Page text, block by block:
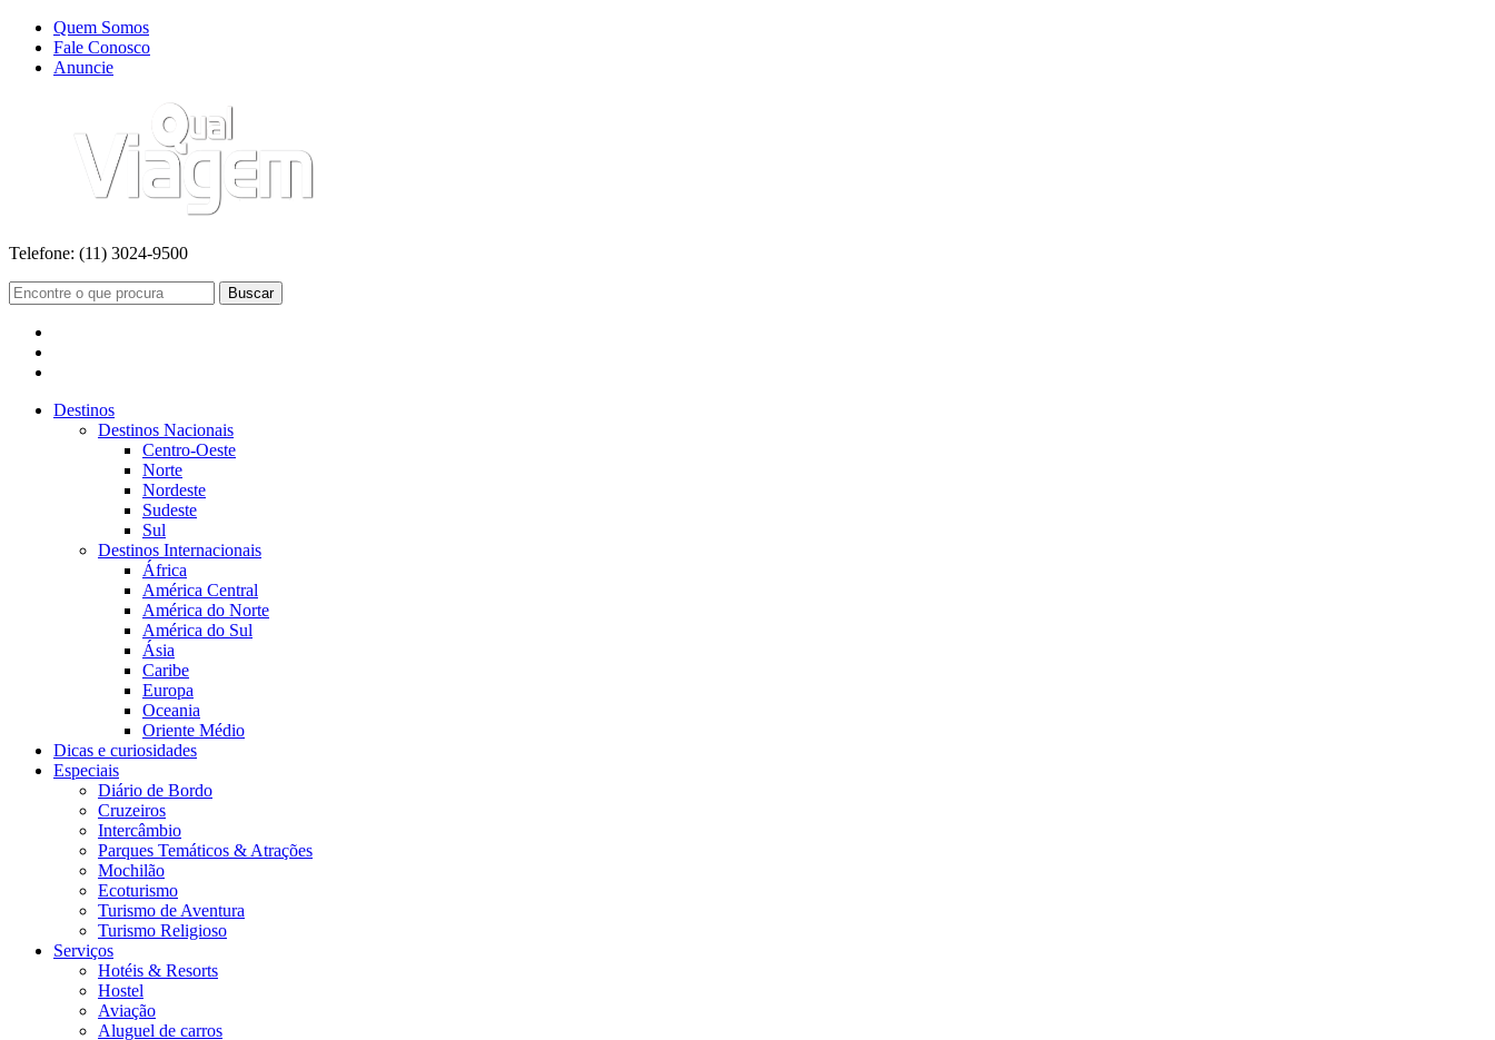
Quem Somos
Fale Conosco
Anuncie
Telefone: (11) 3024-9500
Buscar
Destinos
Destinos Nacionais
Centro-Oeste
Norte
Nordeste
Sudeste
Sul
Destinos Internacionais
África
América Central
América do Norte
América do Sul
Ásia
Caribe
Europa
Oceania
Oriente Médio
Dicas e curiosidades
Especiais
Diário de Bordo
Cruzeiros
Intercâmbio
Parques Temáticos & Atrações
Mochilão
Ecoturismo
Turismo de Aventura
Turismo Religioso
Serviços
Hotéis & Resorts
Hostel
Aviação
Aluguel de carros